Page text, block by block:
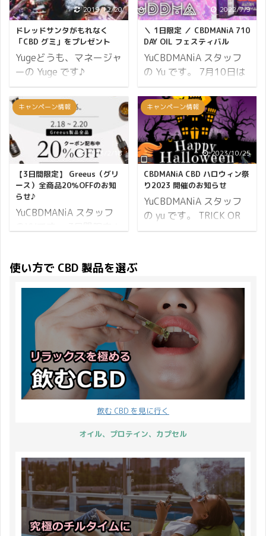
CBD量は大変重要です。
オイルの量だけでなく、
CBDの含有量を確認して
下さい。 大抵のCBDオイ
ルにはCBDの含有量が記
載されています。記載が
ない場合はメーカーやシ
ョップに確認することを
おすすめ致します。 一般
的には、CBDオイルの総
量を「ml（ミリリット
ル）」で表記してあり、
その中に含まれるCBDの
量を「mg（ミリグラ
ム） ...
とかしたいという気持ち
わかります。 CBDMANiA
でも「CBD は PMS に効
くの？」というお問い合
わせが非常に多いので、
私の体験談が少しでも多
くの人の役に立てばいい
なと思い、記事にして共
有することにしました。
PMS で悩んでいる全ての
女性に、CBD の可能性を
知っていただければ幸い
です＾＾ 私がつらかった
PMS の症状 生理痛 ...
2019/12/20
ドレッドサンタがもれなく
「CBD グミ」をプレゼント
Yugeどうも、マネージャ
ーの Yuge です♪
CBDMANiA がオープンし
てから初めて迎えるクリ
スマス こうしてクリスマ
スを迎えられるのも日頃
からご愛顧いただいてい
る皆さまのおかげでござ
います。 そこで、
CBDMANiA ではささやか
ながらクリスマスプレゼ
ントをご用意させていた
だきました。 早速ですが
レゼント内容 プレゼント
商品は CBD グミ CBDfx
HEMP GUMMIES AGAVE
BERRY 8CT 商品ページ
を確認する 1粒に 5mg
の ...
2022/7/9
＼ 1日限定 ／ CBDMANiA 710
DAY OIL フェスティバル
YuCBDMANiA スタッフ
の Yu です。 7月10日は
OIL（オイル）の日で
す。 710をひっくり返す
とOIL！ 麻の成分を抽出
した物全般を（コンセン
トレート・ワックス・オ
イル）等と呼び、7月10
日は大麻文化を祝う日と
されています。
CBDMANiAも皆さまと
CBDMANiA 710 DAY OIL
フェスティバル として一
する商品のお知らせで
す。 AZTEC CBD x
VapeMania CBNカートリ
ッジ ALIEN ...
キャンペーン情報
2023/2/18
【3日間限定】 Greeus（グリ
ース）全商品20％OFFのお知
らせ♪
YuCBDMANiA スタッフ
す♪ グリース製品をもっ
てもらいたい…という思
いから 限定で全商品が
20％OFFとなるクーポン
を配布します♪ 2023年2
月18日（土）から3日間
何度でも使えます♪ この
機会にCBDセラムやCBD
歯磨き粉など、普段とは
違ったスタイルのCBD体
対象商品 CBDMANiA に
あるGreeus全商品が
20％OFFクーポンの対象
です。 開始日時 2023年
...
キャンペーン情報
2023/10/25
CBDMANiA CBD ハロウィン祭
り2023 開催のお知らせ
YuCBDMANiA スタッフ
の yu です。 TRICK OR
TREAT ♪ 今年も月末開催
催決定です！ 複数の特典
が受けられるいつもより
お得な特大キャンペーン
です♪ キャンペーンの概
要はこちら↓ 5～15%
OFF クーポン 13% ポイ
ントバック CBD グミプ
レゼント それでは 早速
キャンペーン詳細をお伝
えしていきます。 開催概
要 7日間開催 2023年10
日(火)まで。 ※開催期間
内での ...
使い方で CBD 製品を選ぶ
飲む CBD を見に行く
オイル、プロテイン、カプセル